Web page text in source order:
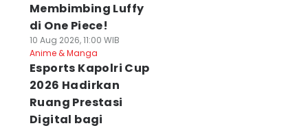
Membimbing Luffy
di One Piece!
10 Aug 2026, 11:00 WIB
Anime & Manga
Esports Kapolri Cup
2026 Hadirkan
Ruang Prestasi
Digital bagi